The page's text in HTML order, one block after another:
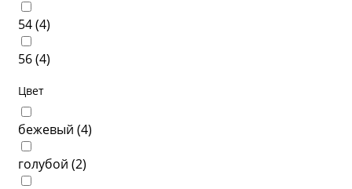
54 (4)
56 (4)
Цвет
бежевый (4)
голубой (2)